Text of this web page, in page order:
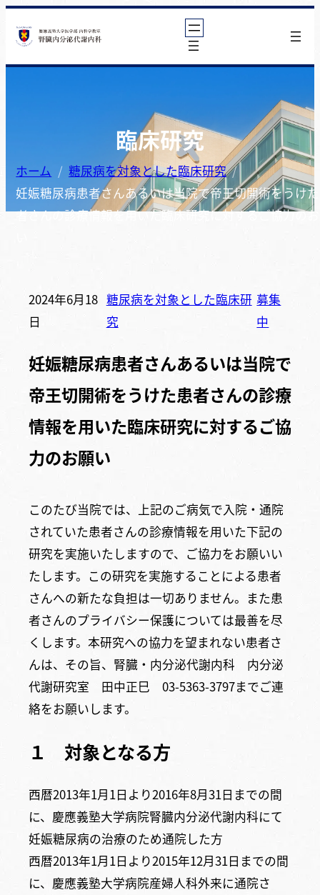
臨床研究
ホーム
糖尿病を対象とした臨床研究
妊娠糖尿病患者さんあるいは当院で帝王切開術をうけ
者さんの診療情報を用いた臨床研究に対するご協力の
2024年6月18
日
糖尿病を対象とした臨床研
究
募集
中
妊娠糖尿病患者さんあるいは当院で
帝王切開術をうけた患者さんの診療
情報を用いた臨床研究に対するご協
力のお願い
このたび当院では、上記のご病気で入院・通院
されていた患者さんの診療情報を用いた下記の
研究を実施いたしますので、ご協力をお願いい
たします。この研究を実施することによる患者
さんへの新たな負担は一切ありません。また患
者さんのプライバシー保護については最善を尽
くします。本研究への協力を望まれない患者さ
んは、その旨、腎臓・内分泌代謝内科 内分泌
代謝研究室 田中正巳 03-5363-3797までご連
絡をお願いします。
１ 対象となる方
西暦2013年1月1日より2016年8月31日までの間
に、慶應義塾大学病院腎臓内分泌代謝内科にて
妊娠糖尿病の治療のため通院した方
西暦2013年1月1日より2015年12月31日までの間
に、慶應義塾大学病院産婦人科外来に通院さ